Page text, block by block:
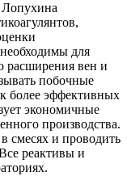
для
расширения вен и
побочные
более эффективных
экономичные
производства.
смесях и проводить
реактивы и